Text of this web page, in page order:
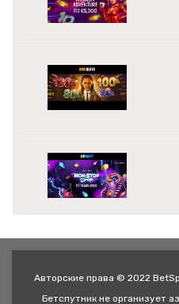
Авторские права © 2022
Бетспутник не организует